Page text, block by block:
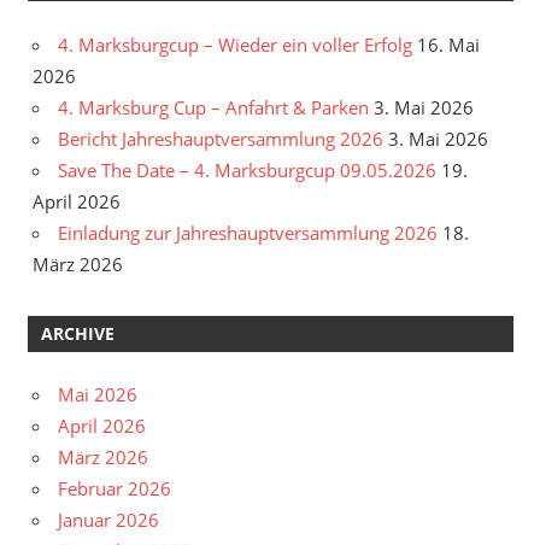
4. Marksburgcup – Wieder ein voller Erfolg 16. Mai
2026
4. Marksburg Cup – Anfahrt & Parken 3. Mai 2026
Bericht Jahreshauptversammlung 2026 3. Mai 2026
Save The Date – 4. Marksburgcup 09.05.2026 19.
April 2026
Einladung zur Jahreshauptversammlung 2026 18.
März 2026
ARCHIVE
Mai 2026
April 2026
März 2026
Februar 2026
Januar 2026